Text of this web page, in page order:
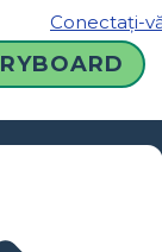
Conectați-